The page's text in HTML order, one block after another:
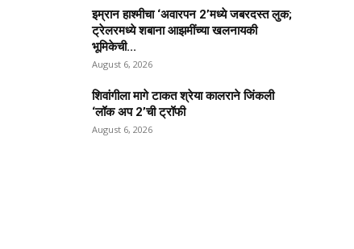
इम्रान हाश्मीचा ‘अवारपन 2’मध्ये जबरदस्त लुक;
ट्रेलरमध्ये शबाना आझमींच्या खलनायकी
भूमिकेची...
August 6, 2026
शिवांगीला मागे टाकत श्रेया कालराने जिंकली
‘लॉक अप 2’ची ट्रॉफी
August 6, 2026